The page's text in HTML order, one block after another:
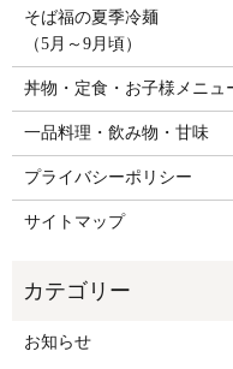
そば福の夏季冷麺
（5月～9月頃）
丼物・定食・お子様メニュ
一品料理・飲み物・甘味
プライバシーポリシー
サイトマップ
お知らせ